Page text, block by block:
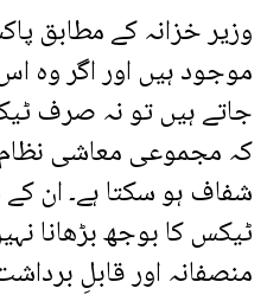
وزیر خزانہ کے مطابق
موجود ہیں اور اگر وہ
جاتے ہیں تو نہ صرف
کہ مجموعی معاشی
شفاف ہو سکتا ہے۔ ان
ٹیکس کا بوجھ بڑھانا
منصفانہ اور قابلِ